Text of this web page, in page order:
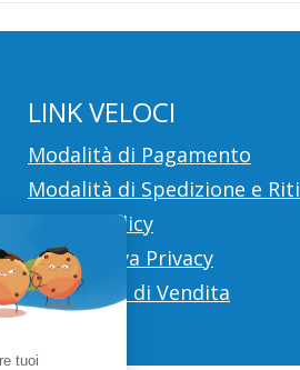
LINK VELOCI
Modalità di Pagamento
Modalità di Spedizione e
Cookie Policy
Informativa Privacy
Condizioni di Vendita